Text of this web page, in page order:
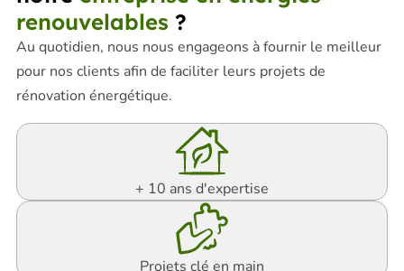
renouvelables ?
Au quotidien, nous nous engageons à fournir le meilleur
pour nos clients afin de faciliter leurs projets de
rénovation énergétique.
+ 10 ans d'expertise
Projets clé en main